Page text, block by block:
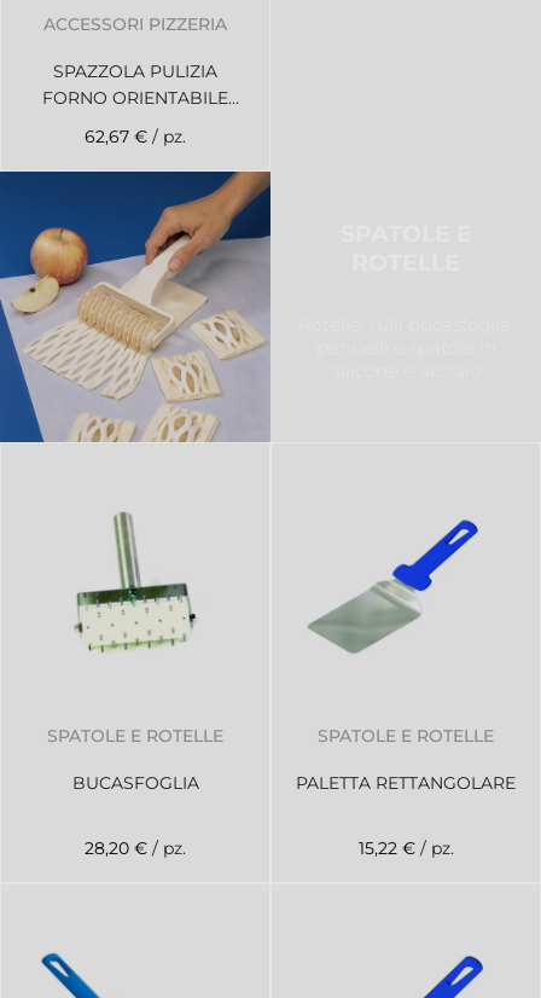
ACCESSORI PIZZERIA
SPAZZOLA PULIZIA
FORNO ORIENTABILE
SETOLE FIBRA NATURALE
altezza cm 120
62,67 € / pz.
SPATOLE E ROTELLE
BUCASFOGLIA
28,20 € / pz.
SPATOLE E ROTELLE
PALETTA RETTANGOLARE
15,22 € / pz.